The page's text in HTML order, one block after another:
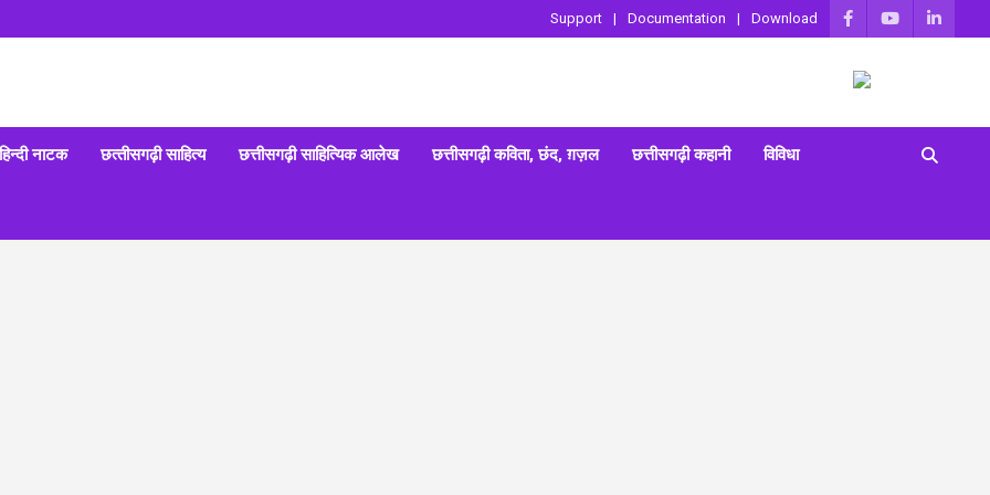
Support Documentation Download
हिन्‍दी नाटक छत्‍तीसगढ़ी साहित्‍य छत्तीसगढ़ी साहित्यिक आलेख छत्तीसगढ़ी कविता, छंद, ग़ज़ल छत्तीसगढ़ी कहानी विविधा